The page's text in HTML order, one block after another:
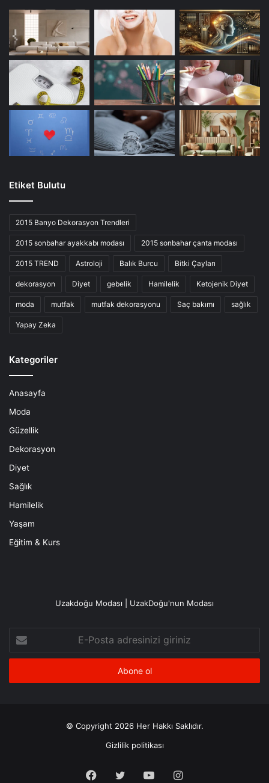
Etiket Bulutu
2015 Banyo Dekorasyon Trendleri
2015 sonbahar ayakkabı modası 2015 sonbahar çanta modası
2015 TREND Astroloji Balık Burcu Bitki Çayları
dekorasyon Diyet gebelik Hamilelik Ketojenik Diyet
moda mutfak mutfak dekorasyonu Saç bakımı sağlık
Yapay Zeka
Kategoriler
Anasayfa
Moda
Güzellik
Dekorasyon
Diyet
Sağlık
Hamilelik
Yaşam
Eğitim & Kurs
Uzakdoğu Modası | UzakDoğu'nun Modası
Posta
adresinizi
© Copyright 2026 Her Hakkı Saklıdır.
Gizlilik politikası
Facebook
X YouTubeInstagram